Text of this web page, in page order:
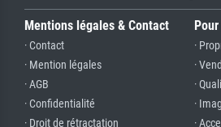
Mentions légales & Contact
· Contact
· Mention légales
· AGB
· Confidentialité
· Droit de rétractation
·
·
·
·
·